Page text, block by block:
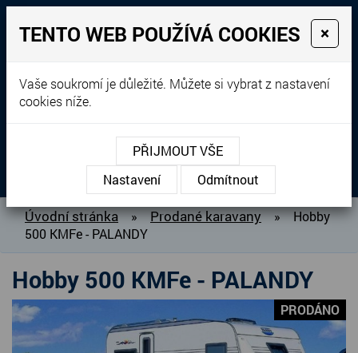
Prodej, dovoz, výkup a
pronájem karavanů
+420 604 760 364
MENU
O NÁS
BAZAR KARAVANŮ
PRODANÉ KARAVANY
PŮJČOVNA KARAVANŮ
DOPLŇKY PRO KARAVANY
Úvodní stránka » Prodané karavany »
Hobby
500 KMFe - PALANDY
Hobby 500 KMFe - PALANDY
PRODÁNO
TENTO WEB POUŽÍVÁ COOKIES ×
Vaše soukromí je důležité. Můžete si vybrat z nastavení
cookies níže.
PŘIJMOUT VŠE
Nastavení
Odmítnout